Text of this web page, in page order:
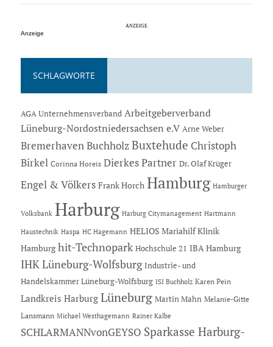
Anzeige
SCHLAGWORTE
AGA Unternehmensverband Arbeitgeberverband
Lüneburg-Nordostniedersachsen e.V Arne Weber
Bremerhaven Buchholz Buxtehude Christoph
Birkel Corinna Horeis Dierkes Partner Dr. Olaf Krüger
Engel & Völkers Frank Horch Hamburg Hamburger
Volksbank Harburg Harburg Citymanagement Hartmann
Haustechnik Haspa HC Hagemann HELIOS Mariahilf Klinik
Hamburg hit-Technopark Hochschule 21 IBA Hamburg
IHK Lüneburg-Wolfsburg Industrie- und
Handelskammer Lüneburg-Wolfsburg ISI Buchholz Karen Pein
Landkreis Harburg Lüneburg Martin Mahn Melanie-Gitte
Lansmann Michael Westhagemann Rainer Kalbe
SCHLARMANNvonGEYSO Sparkasse Harburg-